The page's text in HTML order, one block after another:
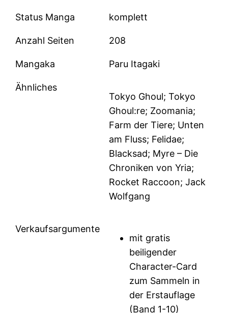
Status Manga komplett
Anzahl Seiten 208
Mangaka Paru Itagaki
Ähnliches
Tokyo Ghoul; Tokyo
Ghoul:re; Zoomania;
Farm der Tiere; Unten
am Fluss; Felidae;
Blacksad; Myre – Die
Chroniken von Yria;
Rocket Raccoon; Jack
Wolfgang
Verkaufsargumente
mit gratis
beiligender
Character-Card
zum Sammeln in
der Erstauflage
(Band 1-10)